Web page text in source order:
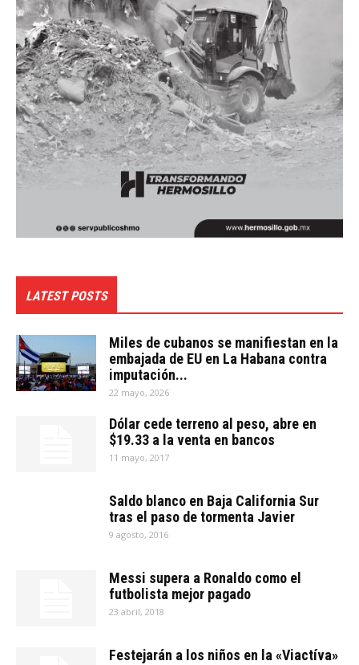
LATEST POSTS
Miles de cubanos se manifiestan en la
embajada de EU en La Habana contra
imputación...
22 mayo, 2026
Dólar cede terreno al peso, abre en
$19.33 a la venta en bancos
11 mayo, 2017
Saldo blanco en Baja California Sur
tras el paso de tormenta Javier
9 agosto, 2016
Messi supera a Ronaldo como el
futbolista mejor pagado
23 abril, 2018
Festejarán a los niños en la «Viactíva»